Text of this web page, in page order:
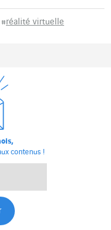
#réalité virtuelle
contenus !